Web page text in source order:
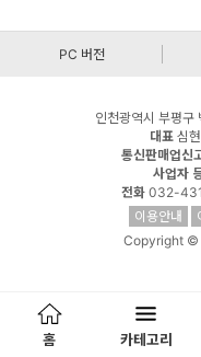
홈 카테고리
PC 버전
인천광역시 부평
대표 심현
통신판매업신
사업자
전화 032-
이용안내
Copyright ©